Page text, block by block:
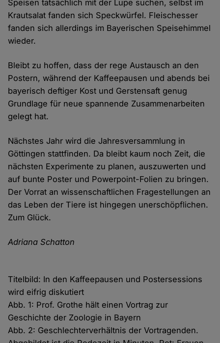
Speisen tatsächlich mit der Lupe suchen, selbst im
Krautsalat fanden sich Speckwürfel. Fleischesser
fanden sich allerdings im Bayerischen Speisehimmel
wieder.
Bleibt zu hoffen, dass der rege Austausch an den
Postern, während der Kaffeepausen und abends bei
bayerisch deftiger Kost und Gerstensaft genug
Grundlage für neue spannende Zusammenarbeiten
gelegt hat.
Nächstes Jahr wird die Jahresversammlung in
Göttingen stattfinden. Da bleibt kaum noch Zeit, die
nächsten Experimente zu planen, auszuwerten und
auf bunte Poster und Powerpoint-Folien zu bringen.
Der Vorrat an wissenschaftlichen Fragestellungen an
das Leben der Tiere ist hingegen unerschöpflichen.
Zum Glück.
Adriana Schatton
Titelbild: In den Kaffeepausen und Postersessions
wird eifrig diskutiert
Abb. 1: Prof. Grothe hält einen Vortrag zur
Geschichte der Zoologie in Bayern
Abb. 2: Geschlechterverhältnis der Vortragenden.